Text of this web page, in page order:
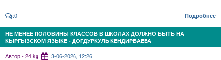
:0 Подробнее
НЕ МЕНЕЕ ПОЛОВИНЫ КЛАССОВ В ШКОЛАХ ДОЛЖНО БЫТЬ НА
КЫРГЫЗСКОМ ЯЗЫКЕ - ДОГДУРКУЛЬ КЕНДИРБАЕВА
Автор - 24.kg 3-06-2026, 12:26